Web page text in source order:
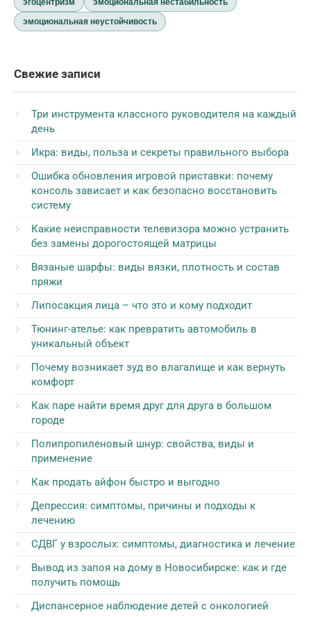
эгоцентризм
эмоциональная нестабильность
эмоциональная неустойчивость
Свежие записи
Три инструмента классного руководителя на каждый
день
Икра: виды, польза и секреты правильного выбора
Ошибка обновления игровой приставки: почему
консоль зависает и как безопасно восстановить
систему
Какие неисправности телевизора можно устранить
без замены дорогостоящей матрицы
Вязаные шарфы: виды вязки, плотность и состав
пряжи
Липосакция лица – что это и кому подходит
Тюнинг-ателье: как превратить автомобиль в
уникальный объект
Почему возникает зуд во влагалище и как вернуть
комфорт
Как паре найти время друг для друга в большом
городе
Полипропиленовый шнур: свойства, виды и
применение
Как продать айфон быстро и выгодно
Депрессия: симптомы, причины и подходы к
лечению
СДВГ у взрослых: симптомы, диагностика и лечение
Вывод из запоя на дому в Новосибирске: как и где
получить помощь
Диспансерное наблюдение детей с онкологией